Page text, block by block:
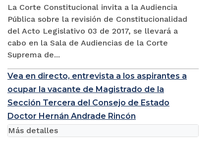
La Corte Constitucional invita a la Audiencia
Pública sobre la revisión de Constitucionalidad
del Acto Legislativo 03 de 2017, se llevará a
cabo en la Sala de Audiencias de la Corte
Suprema de...
Vea en directo, entrevista a los aspirantes a
ocupar la vacante de Magistrado de la
Sección Tercera del Consejo de Estado
Doctor Hernán Andrade Rincón
Más detalles